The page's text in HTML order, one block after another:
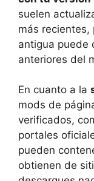
suelen
más recientes,
antigua puede
anteriores del
En cuanto a la
mods de
verificados,
portales
pueden
obtienen de